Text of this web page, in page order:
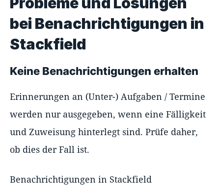
bei Benachrichtigungen in
Stackfield
Keine Benachrichtigungen erhalten
Erinnerungen an (Unter-) Aufgaben / Termine
werden nur ausgegeben, wenn eine Fälligkeit
und Zuweisung hinterlegt sind. Prüfe daher,
ob dies der Fall ist.
Benachrichtigungen in Stackfield